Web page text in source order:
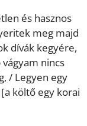
és hasznos
meg majd
dívák kegyére,
vágyam nincs
/ Legyen egy
költő egy korai